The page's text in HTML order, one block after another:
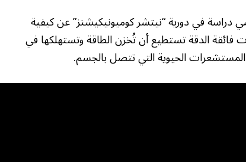
2013، نشر القاضي دراسة في دورية “نيتشر كوميونيكيشنز” عن كيفية
فائقة الدقة تستطيع أن تُخزن الطاقة وتستهلكها في
الحيوية التي تتصل بالجسم.